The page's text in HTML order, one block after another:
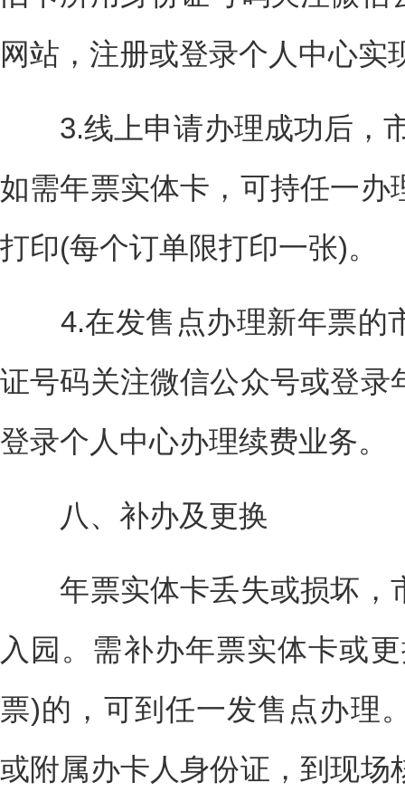
网站，注册或登录个人中心实
3.线上申请办理成功后，
如需年票实体卡，可持任一
打印(每个订单限打印一张)。
4.在发售点办理新年票的
证号码关注微信公众号或登录
登录个人中心办理续费业务。
八、补办及更换
年票实体卡丢失或损坏，
入园。需补办年票实体卡或
票)的，可到任一发售点办理
或附属办卡人身份证，到现场